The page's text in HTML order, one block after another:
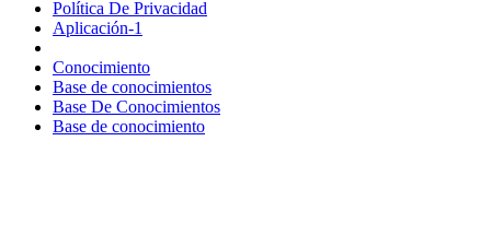
Política De Privacidad
Aplicación-1
Conocimiento
Base de conocimientos
Base De Conocimientos
Base de conocimiento